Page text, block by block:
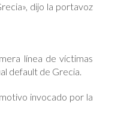
dijo la portavoz
línea de víctimas
default de Grecia.
invocado por la